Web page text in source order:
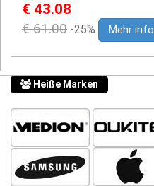
€ 43.08
€ 61.00 -25% Mehr info
Heiße Marken